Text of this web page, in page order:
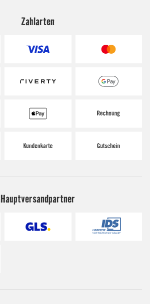
Zahlarten
Hauptversandpartner